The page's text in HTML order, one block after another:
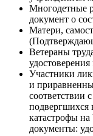
Многодетные
документ о
Матери,
Ветераны
удостоверения
Участники
и
соответствии
подвергшихся
катастрофы
документы: